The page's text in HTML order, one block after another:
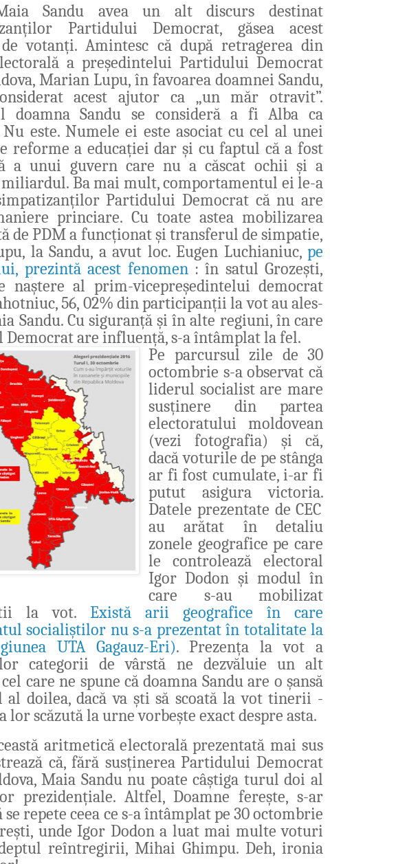
Sandu avea un alt discurs destinat
Partidului Democrat, găsea acest
votanți. Amintesc că după retragerea din
a președintelui Partidului Democrat
Marian Lupu, în favoarea doamnei Sandu,
acest ajutor ca „un măr otravit”.
doamna Sandu se consideră a fi Alba ca
Nu este. Numele ei este asociat cu cel al unei
reforme a educației dar și cu faptul că a fost
a unui guvern care nu a căscat ochii și a
Ba mai mult, comportamentul ei le-a
Partidului Democrat că nu are
princiare. Cu toate astea mobilizarea
de PDM a funcționat și transferul de simpatie,
la Sandu, a avut loc. Eugen Luchianiuc, pe
prezintă acest fenomen :în satul Grozești,
naștere al prim-vicepreședintelui democrat
56, 02% din participanții la vot au ales-
Sandu. Cu siguranță și în alte regiuni, în care
Democrat are influență, s-a întâmplat la fel.
Pe parcursul zile de 30
octombrie s-a observat că
liderul socialist are mare
susținere din partea
electoratului moldovean
(vezi fotografia)și că,
dacă voturile de pe stânga
ar fi fost cumulate, i-ar fi
putut asigura victoria.
Datele prezentate de CEC
au arătat în detaliu
zonele geografice pe care
le controlează electoral
Igor Dodon și modul în
care s-au mobilizat
la vot. Există arii geografice în care
socialiștilor nu s-a prezentat în totalitate la
UTA Gagauz-Eri). Prezența la vot a
categorii de vârstă ne dezvăluie un alt
care ne spune că doamna Sandu are o șansă
doilea, dacă va ști să scoată la vot tinerii -
lor scăzută la urne vorbește exact despre asta.
aritmetică electorală prezentată mai sus
că, fără susținerea Partidului Democrat
Maia Sandu nu poate câștiga turul doi al
prezidențiale. Altfel, Doamne ferește, s-ar
se repete ceea ce s-a întâmplat pe 30 octombrie
unde Igor Dodon a luat mai multe voturi
reîntregirii, Mihai Ghimpu. Deh, ironia